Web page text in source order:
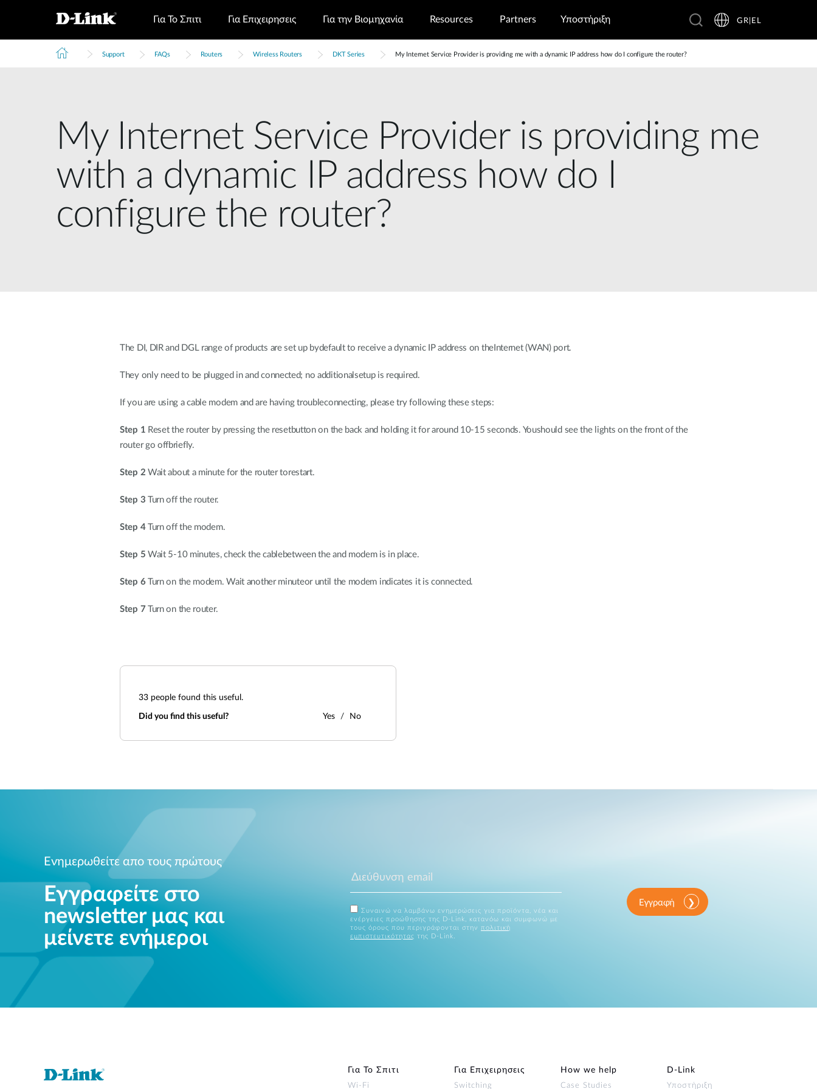
Για Το Σπιτι Για Επιχειρησεις Για την Βιομηχανία Resources Partners Υποστήριξη GR|EL
Support FAQs Routers Wireless Routers DKT Series My Internet Service Provider is providing me with a dynamic IP address how do I configure the router?
My Internet Service Provider is providing me
with a dynamic IP address how do I
configure the router?
The DI, DIR and DGL range of products are set up bydefault to receive a dynamic IP address on theInternet (WAN) port.
They only need to be plugged in and connected; no additionalsetup is required.
If you are using a cable modem and are having troubleconnecting, please try following these steps:
Step 1 Reset the router by pressing the resetbutton on the back and holding it for around 10-15 seconds. Youshould see the lights on the front of the
router go offbriefly.
Step 2 Wait about a minute for the router torestart.
Step 3 Turn off the router.
Step 4Turn off the modem.
Step 5 Wait 5-10 minutes, check the cablebetween the and modem is in place.
Step 6Turn on the modem. Wait another minuteor until the modem indicates it is connected.
Step 7 Turn on the router.
33 people found this useful.
Did you find this useful? Yes No
Ενημερωθείτε απο τους πρώτους
Εγγραφείτε στο
newsletter μας και
μείνετε ενήμεροι
Συναινώ να λαμβάνω ενημερώσεις για προϊόντα, νέα και
ενέργειες προώθησης της D-Link, κατανόω και συμφωνώ με
τους όρους που περιγράφονται στην πολιτική
εμπιστευτικότητας της D-Link.
Εγγραφή
Για Το Σπιτι
Wi‑Fi
Για Επιχειρησεις
Switching
How we help
Case Studies
D‑Link
Υποστήριξη